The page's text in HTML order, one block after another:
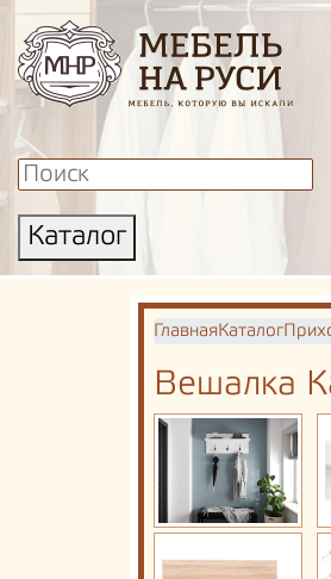
Каталог
ГлавнаяКаталог
Вешалка